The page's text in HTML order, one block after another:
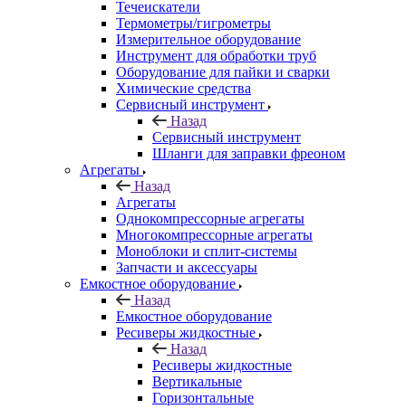
Течеискатели
Термометры/гигрометры
Измерительное оборудование
Инструмент для обработки труб
Оборудование для пайки и сварки
Химические средства
Сервисный инструмент
Назад
Сервисный инструмент
Шланги для заправки фреоном
Агрегаты
Назад
Агрегаты
Однокомпрессорные агрегаты
Многокомпрессорные агрегаты
Моноблоки и сплит-системы
Запчасти и аксессуары
Емкостное оборудование
Назад
Емкостное оборудование
Ресиверы жидкостные
Назад
Ресиверы жидкостные
Вертикальные
Горизонтальные